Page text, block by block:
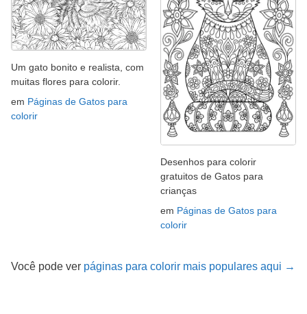
Um gato bonito e realista, com
muitas flores para colorir.
em Páginas de Gatos para
colorir
Desenhos para colorir
gratuitos de Gatos para
crianças
em Páginas de Gatos para
colorir
Você pode ver páginas para colorir mais populares aqui →